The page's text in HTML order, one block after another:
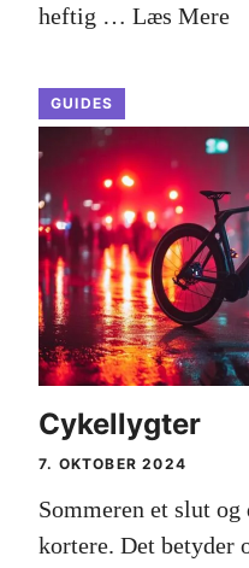
heftig … Læs Mere
GUIDES
Cykellygter
7. OKTOBER 2024
Sommeren et slut og
kortere. Det betyder